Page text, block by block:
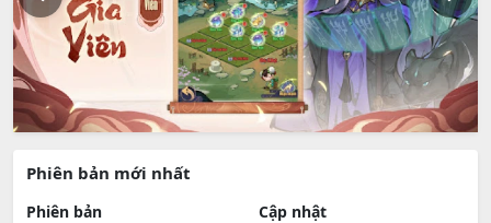
Phiên bản mới nhất
Phiên bản
Cập nhật